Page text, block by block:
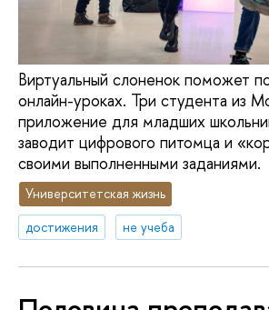
Виртуальный слоненок поможет
онлайн-уроках. Три студента из
приложение для младших
заводит цифрового питомца и
своими выполненными заданиями.
Университетская жизнь
достижения
не учеба